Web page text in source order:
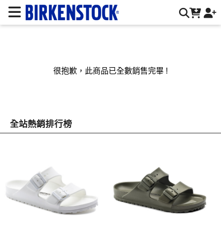
BIRKENSTOCK 德國勃肯鞋台灣官方網站 | 台灣勃肯官方網站
很抱歉，此商品已全數銷售完畢 !
全站熱銷排行榜